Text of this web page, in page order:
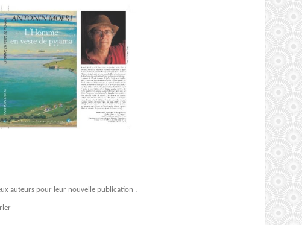
auteurs pour leur nouvelle publication :